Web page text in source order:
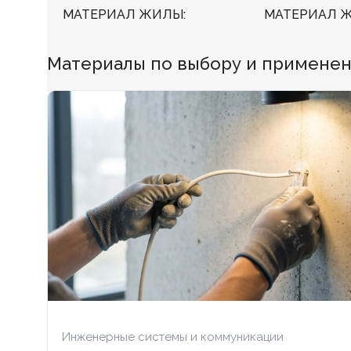
МАТЕРИАЛ ЖИЛЫ
БЕЗГАЛОГЕННЫЙ
ХЛАДОСТОЙКИЙ Нет
ОГНЕСТОЙКИЙ Нет
НАЛИЧИЕ ЭКРАНА
БРОНИРОВАННЫЙ Нет
МАТЕРИАЛ
НАЛИЧИЕ
Материалы по выбору и
Инженерные системы и коммуникации